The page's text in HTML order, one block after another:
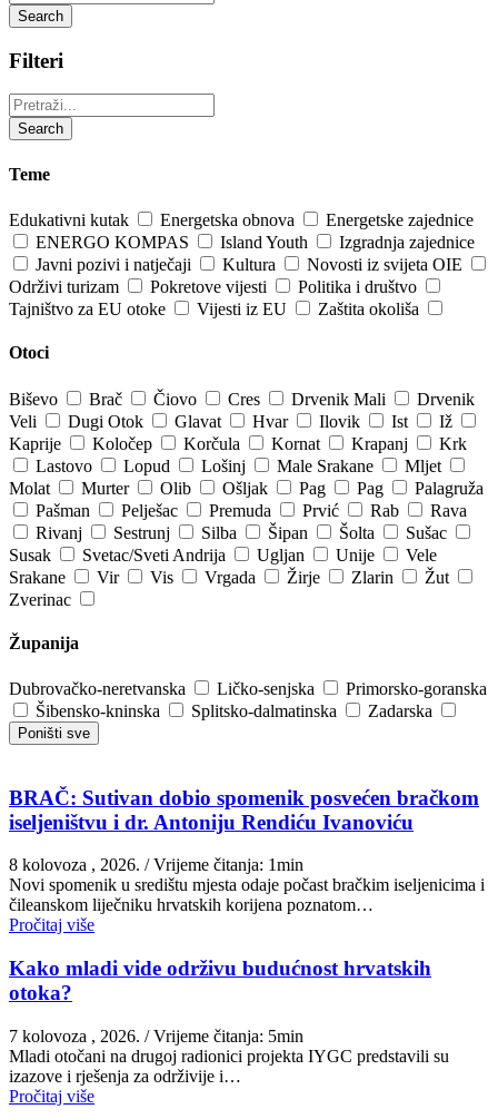
Search
Filteri
Pretraži:
Search
Teme
Edukativni kutak Energetska obnova
Energetske zajednice
ENERGO KOMPAS
Island Youth
Izgradnja zajednice
Javni pozivi i natječaji
Kultura
Novosti iz svijeta OIE
Održivi turizam
Pokretove vijesti
Politika i društvo
Tajništvo za EU otoke
Vijesti iz EU Zaštita okoliša
Otoci
Biševo Brač Čiovo Cres Drvenik Mali
Drvenik
Veli
Dugi Otok Glavat Hvar Ilovik Ist
Iž
Kaprije
Koločep Korčula Kornat Krapanj
Krk
Lastovo
Lopud Lošinj Male Srakane
Mljet
Molat
Murter Olib Ošljak Pag Pag
Palagruža
Pašman
Pelješac Premuda Prvić Rab
Rava
Rivanj
Sestrunj Silba Šipan Šolta
Sušac
Susak
Svetac/Sveti Andrija Ugljan Unije
Vele
Srakane
Vir Vis Vrgada Žirje Zlarin
Žut
Zverinac
Županija
Dubrovačko-neretvanska Ličko-senjska
Primorsko-goranska
Šibensko-kninska
Splitsko-dalmatinska Zadarska
Poništi sve
BRAČ: Sutivan dobio spomenik posvećen bračkom
iseljeništvu i dr. Antoniju Rendiću Ivanoviću
8 kolovoza , 2026. / Vrijeme čitanja: 1min
Novi spomenik u središtu mjesta odaje počast bračkim iseljenicima i
čileanskom liječniku hrvatskih korijena poznatom…
Pročitaj više
Kako mladi vide održivu budućnost hrvatskih
otoka?
7 kolovoza , 2026. / Vrijeme čitanja: 5min
Mladi otočani na drugoj radionici projekta IYGC predstavili su
izazove i rješenja za održivije i…
Pročitaj više